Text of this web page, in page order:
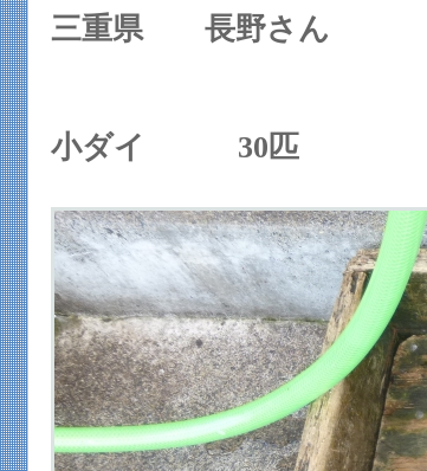
三重県 長野さん
小ダイ 30匹